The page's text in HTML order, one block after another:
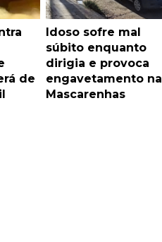
de
Idoso sofre mal
súbito enquanto
dirigia e provoca
engavetamento na
Mascarenhas